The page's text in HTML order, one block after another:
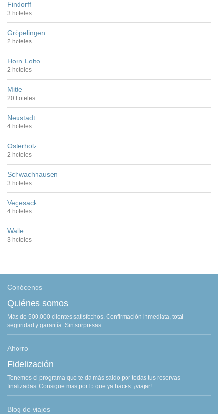
Findorff
3 hoteles
Gröpelingen
2 hoteles
Horn-Lehe
2 hoteles
Mitte
20 hoteles
Neustadt
4 hoteles
Osterholz
2 hoteles
Schwachhausen
3 hoteles
Vegesack
4 hoteles
Walle
3 hoteles
Conócenos
Quiénes somos
Más de 500.000 clientes satisfechos. Confirmación inmediata, total
seguridad y garantía. Sin sorpresas.
Ahorro
Fidelización
Tenemos el programa que te da más saldo por todas tus reservas
finalizadas. Consigue más por lo que ya haces: ¡viajar!
Blog de viajes